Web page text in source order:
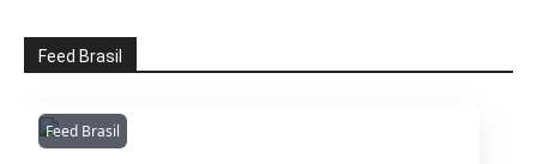
Feed Brasil
Feed BrasilAmazonianarede
1053